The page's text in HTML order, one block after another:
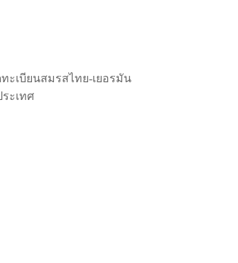
ะเบียนสมรสไทย-เยอรมัน
ะเทศ